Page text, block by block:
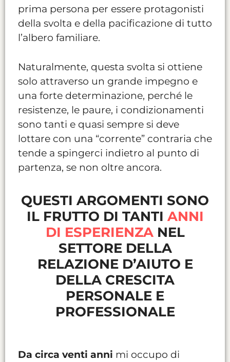
prima persona per essere protagonisti
della svolta e della pacificazione di tutto
l’albero familiare.
Naturalmente, questa svolta si ottiene
solo attraverso un grande impegno e
una forte determinazione, perché le
resistenze, le paure, i condizionamenti
sono tanti e quasi sempre si deve
lottare con una “corrente” contraria che
tende a spingerci indietro al punto di
partenza, se non oltre ancora.
QUESTI ARGOMENTI SONO
IL FRUTTO DI TANTI ANNI
DI ESPERIENZANEL
SETTORE DELLA
RELAZIONE D’AIUTO E
DELLA CRESCITA
PERSONALE E
PROFESSIONALE
Da circa venti anni mi occupo di